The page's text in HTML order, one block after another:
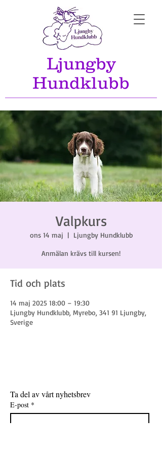
Ljungby
Hundklubb
Valpkurs
ons 14 maj
  |
Ljungby Hundklubb
Anmälan krävs till kursen!
Tid och plats
14 maj 2025 18:00 – 19:30
Ljungby Hundklubb, Myrebo, 341 91 Ljungby,
Sverige
Ta del av vårt nyhetsbrev
E-post *